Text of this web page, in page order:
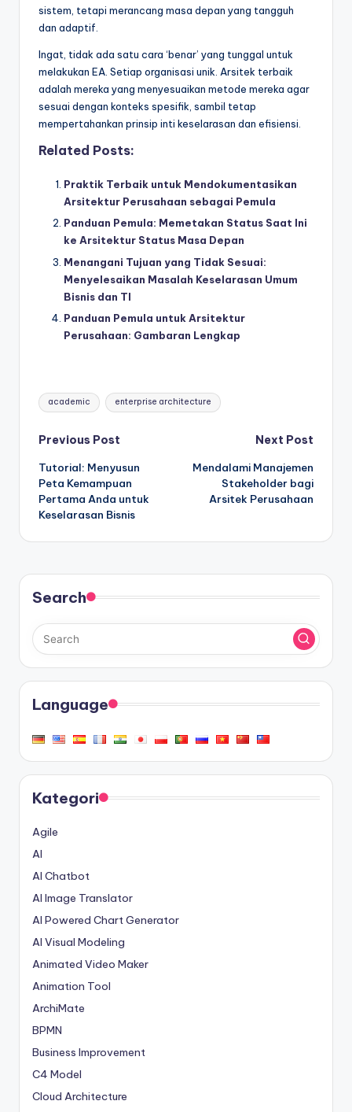
sistem, tetapi merancang masa depan yang tangguh
dan adaptif.
Ingat, tidak ada satu cara ‘benar’ yang tunggal untuk
melakukan EA. Setiap organisasi unik. Arsitek terbaik
adalah mereka yang menyesuaikan metode mereka agar
sesuai dengan konteks spesifik, sambil tetap
mempertahankan prinsip inti keselarasan dan efisiensi.
Related Posts:
Praktik Terbaik untuk Mendokumentasikan
Arsitektur Perusahaan sebagai Pemula
Panduan Pemula: Memetakan Status Saat Ini
ke Arsitektur Status Masa Depan
Menangani Tujuan yang Tidak Sesuai:
Menyelesaikan Masalah Keselarasan Umum
Bisnis dan TI
Panduan Pemula untuk Arsitektur
Perusahaan: Gambaran Lengkap
Tags:
academic enterprise architecture
Post
navigation
Previous Post
Tutorial: Menyusun
Peta Kemampuan
Pertama Anda untuk
Keselarasan Bisnis
Next Post
Mendalami Manajemen
Stakeholder bagi
Arsitek Perusahaan
Search
Language
Kategori
Agile
AI
AI Chatbot
AI Image Translator
AI Powered Chart Generator
AI Visual Modeling
Animated Video Maker
Animation Tool
ArchiMate
BPMN
Business Improvement
C4 Model
Cloud Architecture